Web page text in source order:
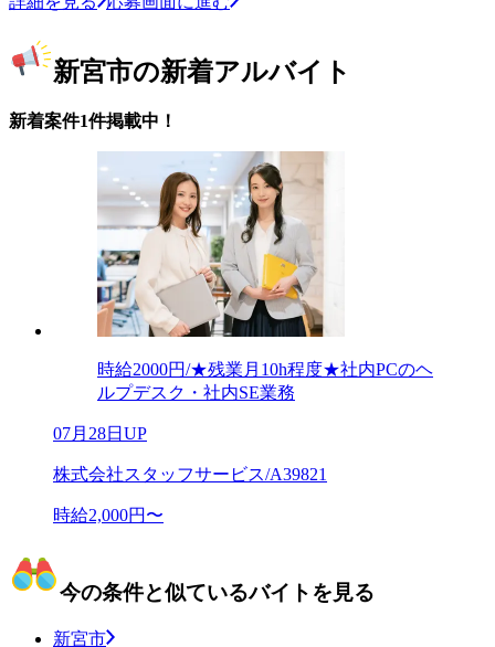
新宮市の新着アルバイト
新着案件1件掲載中！
時給2000円/★残業月10h程度★社内PCのヘ
ルプデスク・社内SE業務
07月28日UP
株式会社スタッフサービス/A39821
時給2,000円〜
今の条件と似ているバイトを見る
新宮市